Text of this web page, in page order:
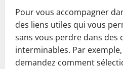
Pour vous accompagner
des liens utiles qui vous
sans vous perdre dans des
interminables. Par
demandez comment